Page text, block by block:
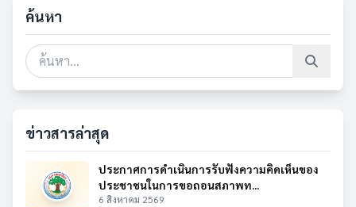
ค้นหา
ข่าวสารล่าสุด
ประกาศการดำเนินการรับฟังความคิดเห็นของ
ประชาชนในการขอถอนสภาพท...
6 สิงหาคม 2569